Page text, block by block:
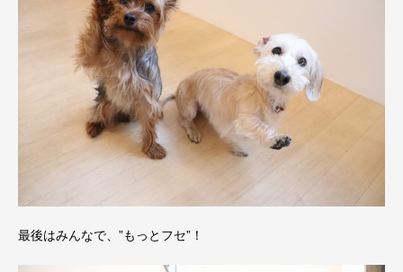
最後はみんなで、”もっとフセ”！